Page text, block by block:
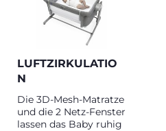
LUFTZIRKULATIO
N
Die 3D-Mesh-Matratze
und die 2 Netz-Fenster
lassen das Baby ruhig